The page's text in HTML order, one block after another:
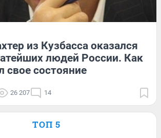
из Кузбасса оказался
людей России. Как
свое состояние
26 207 14
ТОП 5